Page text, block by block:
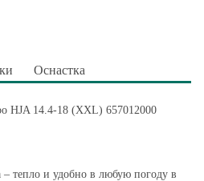
Оснастка
HJA 14.4-18 (XXL) 657012000
– тепло и удобно в любую погоду в